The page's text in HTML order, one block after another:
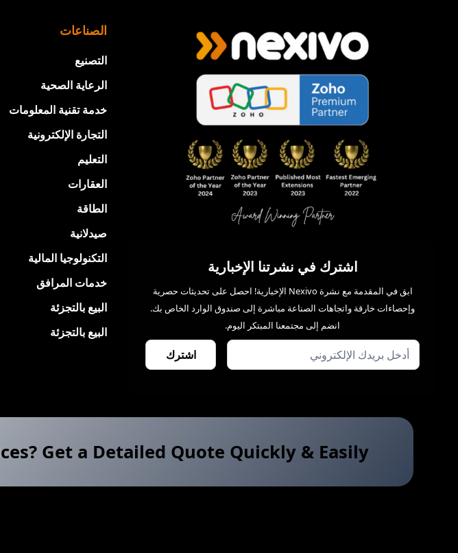
اشترك في نشرتنا الإخبارية
ابق في المقدمة مع نشرة Nexivo الإخبارية! احصل على تحديثات حصرية
وإحصاءات خارقة واتجاهات الصناعة مباشرة إلى صندوق الوارد الخاص بك.
انضم إلى مجتمعنا المبتكر اليوم.
الصناعات
التصنيع
الرعاية الصحية
خدمة تقنية المعلومات
التجارة الإلكترونية
التعليم
العقارات
الطاقة
صيدلانية
التكنولوجيا المالية
خدمات المرافق
البيع بالتجزئة
البيع بالتجزئة
Get a Detailed Quote Quickly & Easily